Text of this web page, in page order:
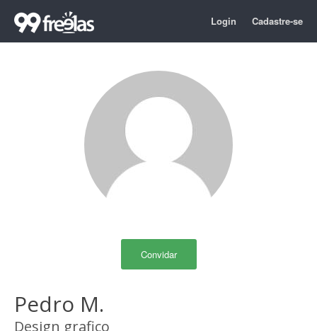
Login Cadastre-se
Convidar
Pedro M.
Design grafico